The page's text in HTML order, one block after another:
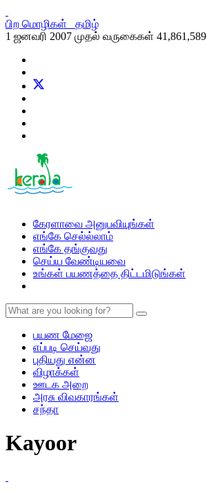
பிற மொழிகள்
தமிழ்
1 ஜனவரி 2007 முதல் வருகைகள் 41,861,589
கேரளாவை அனுபவியுங்கள்
எங்கே செல்ல்லாம்
எங்கே தங்குவது
செய்ய வேண்டியவை
உங்கள் பயணத்தை திட்டமிடுங்கள்
பயண மேஜை
எப்படி செய்வது
புதியது என்ன
விழாக்கள்
ஊடக அறை
அரசு விவகாரங்கள்
சந்தா
Kayoor